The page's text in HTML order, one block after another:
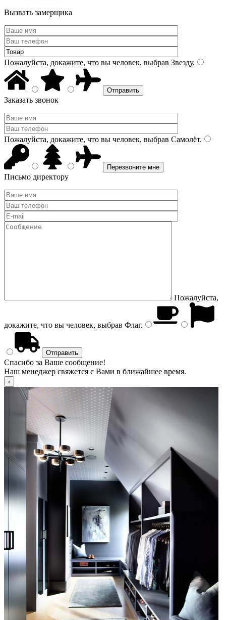
Вызвать замерщика
Пожалуйста, докажите, что вы человек, выбрав Звезду.
Заказать звонок
Пожалуйста, докажите, что вы человек, выбрав Самолёт.
Письмо директору
Пожалуйста,
докажите, что вы человек, выбрав Флаг.
Спасибо за Ваше сообщение!
Наш менеджер свяжется с Вами в ближайшее время.